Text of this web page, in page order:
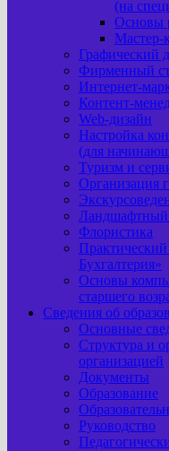
(на
Основы
Мастер-
Графический
Фирменный
Интернет-
Контент-
Web-дизайн
Настройка
(для
Туризм и
Организация
Ландшафтный
Флористика
Бухгалтерия»
Основы
старшего
Сведения об
Основные
Структура и
организацией
Документы
Образование
Руководство